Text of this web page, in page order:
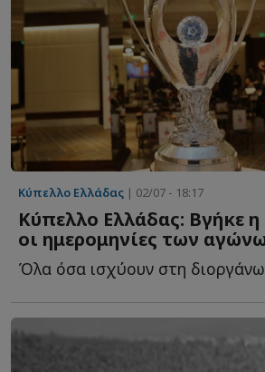
Κύπελλο Ελλάδας | 02/07 - 18:17
Κύπελλο Ελλάδας: Βγήκε
οι ημερομηνίες των
Όλα όσα ισχύουν στη